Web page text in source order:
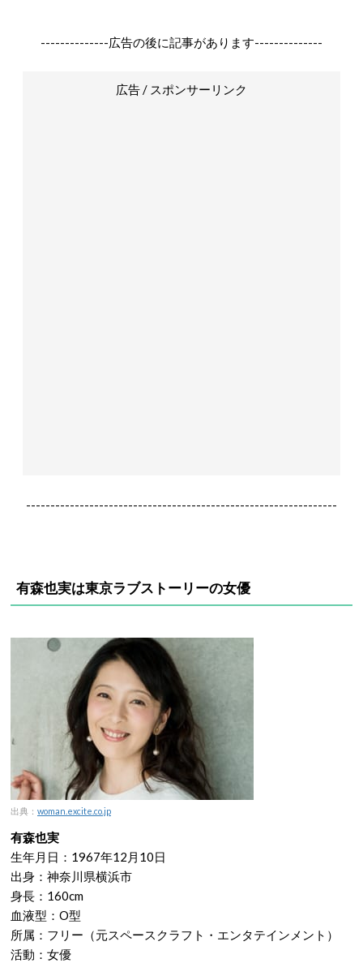
--------------広告の後に記事があります--------------
広告 / スポンサーリンク
----------------------------------------------------------------
有森也実は東京ラブストーリーの女優
出典： woman.excite.co.jp
有森也実
生年月日：1967年12月10日
出身：神奈川県横浜市
身長：160cm
血液型：O型
所属：フリー（元スペースクラフト・エンタテインメント）
活動：女優